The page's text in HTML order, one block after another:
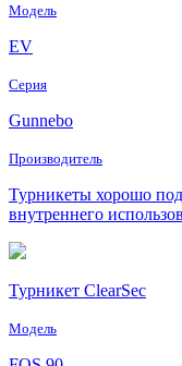
Модель
EV
Серия
Gunnebo
Производитель
Турникеты хорошо
внутреннего
Турникет ClearSec
Модель